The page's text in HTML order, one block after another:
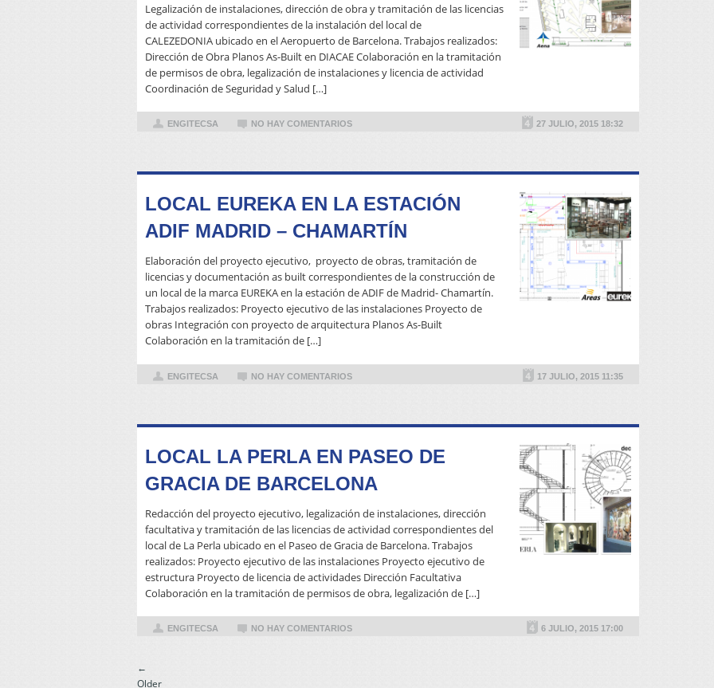
Legalización de instalaciones, dirección de obra y tramitación de las licencias
de actividad correspondientes de la instalación del local de
CALEZEDONIA ubicado en el Aeropuerto de Barcelona. Trabajos realizados:
Dirección de Obra Planos As-Built en DIACAE Colaboración en la tramitación
de permisos de obra, legalización de instalaciones y licencia de actividad
Coordinación de Seguridad y Salud […]
ENGITECSA NO HAY COMENTARIOS 27 JULIO, 2015 18:32
LOCAL EUREKA EN LA ESTACIÓN
ADIF MADRID – CHAMARTÍN
Elaboración del proyecto ejecutivo, proyecto de obras, tramitación de
licencias y documentación as built correspondientes de la construcción de
un local de la marca EUREKA en la estación de ADIF de Madrid- Chamartín.
Trabajos realizados: Proyecto ejecutivo de las instalaciones Proyecto de
obras Integración con proyecto de arquitectura Planos As-Built
Colaboración en la tramitación de […]
ENGITECSA NO HAY COMENTARIOS 17 JULIO, 2015 11:35
LOCAL LA PERLA EN PASEO DE
GRACIA DE BARCELONA
Redacción del proyecto ejecutivo, legalización de instalaciones, dirección
facultativa y tramitación de las licencias de actividad correspondientes del
local de La Perla ubicado en el Paseo de Gracia de Barcelona. Trabajos
realizados: Proyecto ejecutivo de las instalaciones Proyecto ejecutivo de
estructura Proyecto de licencia de actividades Dirección Facultativa
Colaboración en la tramitación de permisos de obra, legalización de […]
ENGITECSA NO HAY COMENTARIOS 6 JULIO, 2015 17:00
Post navigation
←
Older